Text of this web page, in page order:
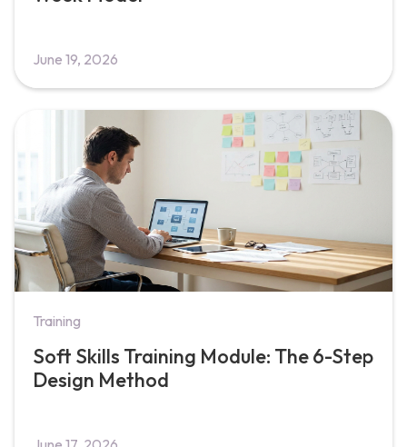
June 19, 2026
Training
Soft Skills Training Module: The 6-Step
Design Method